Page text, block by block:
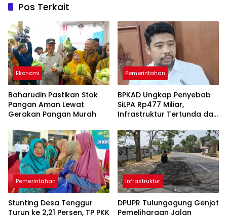
Pos Terkait
Ekonomi
Baharudin Pastikan Stok
Pangan Aman Lewat
Gerakan Pangan Murah
Pemerintahan
BPKAD Ungkap Penyebab
SiLPA Rp477 Miliar,
Infrastruktur Tertunda dan
Pemerintahan
Stunting Desa Tenggur
Turun ke 2,21 Persen, TP PKK
Infrastruktur
DPUPR Tulungagung Genjot
Pemeliharaan Jalan